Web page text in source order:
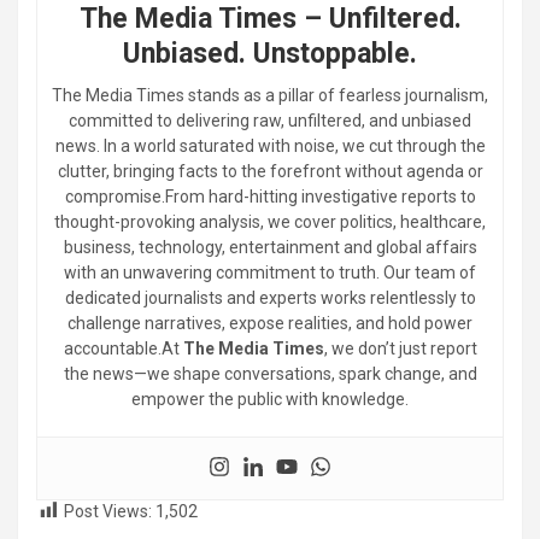
The Media Times – Unfiltered.
Unbiased. Unstoppable.
The Media Times stands as a pillar of fearless journalism,
committed to delivering raw, unfiltered, and unbiased
news. In a world saturated with noise, we cut through the
clutter, bringing facts to the forefront without agenda or
compromise.From hard-hitting investigative reports to
thought-provoking analysis, we cover politics, healthcare,
business, technology, entertainment and global affairs
with an unwavering commitment to truth. Our team of
dedicated journalists and experts works relentlessly to
challenge narratives, expose realities, and hold power
accountable.At The Media Times, we don’t just report
the news—we shape conversations, spark change, and
empower the public with knowledge.
Post Views: 1,502